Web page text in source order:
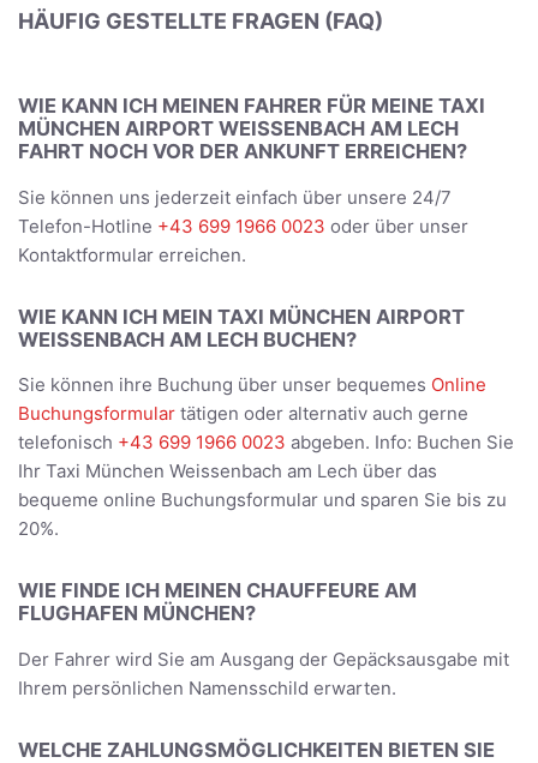
HÄUFIG GESTELLTE FRAGEN (FAQ)
WIE KANN ICH MEINEN FAHRER FÜR MEINE TAXI
MÜNCHEN AIRPORT WEISSENBACH AM LECH
FAHRT NOCH VOR DER ANKUNFT ERREICHEN?
Sie können uns jederzeit einfach über unsere 24/7
Telefon-Hotline +43 699 1966 0023 oder über unser
Kontaktformular erreichen.
WIE KANN ICH MEIN TAXI MÜNCHEN AIRPORT
WEISSENBACH AM LECH BUCHEN?
Sie können ihre Buchung über unser bequemes Online
Buchungsformular tätigen oder alternativ auch gerne
telefonisch +43 699 1966 0023 abgeben. Info: Buchen Sie
Ihr Taxi München Weissenbach am Lech über das
bequeme online Buchungsformular und sparen Sie bis zu
20%.
WIE FINDE ICH MEINEN CHAUFFEURE AM
FLUGHAFEN MÜNCHEN?
Der Fahrer wird Sie am Ausgang der Gepäcksausgabe mit
Ihrem persönlichen Namensschild erwarten.
WELCHE ZAHLUNGSMÖGLICHKEITEN BIETEN SIE